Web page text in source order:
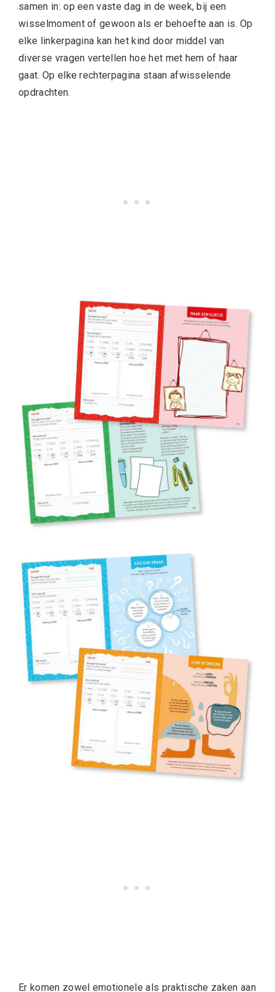
samen in: op een vaste dag in de week, bij een
wisselmoment of gewoon als er behoefte aan is. Op
elke linkerpagina kan het kind door middel van
diverse vragen vertellen hoe het met hem of haar
gaat. Op elke rechterpagina staan afwisselende
opdrachten.
Er komen zowel emotionele als praktische zaken aan